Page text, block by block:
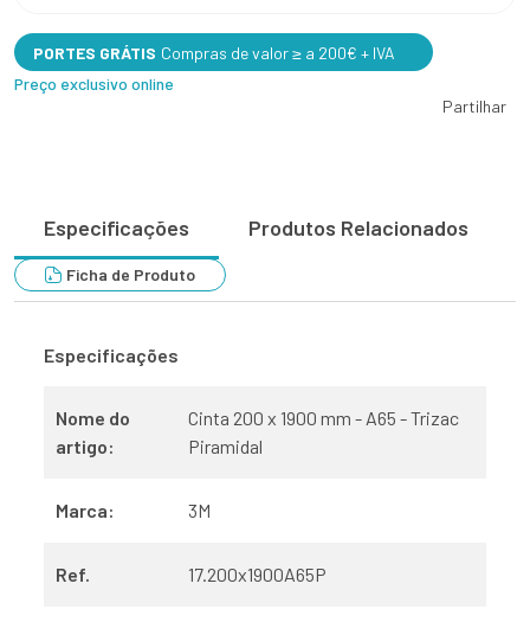
PORTES GRÁTIS Compras de valor ≥ a 200€ + IVA
Preço exclusivo online
Partilhar
Especificações Produtos Relacionados
Ficha de Produto
Especificações
Nome do
artigo:
Cinta 200 x 1900 mm - A65 - Trizac
Piramidal
Marca: 3M
Ref. 17.200x1900A65P